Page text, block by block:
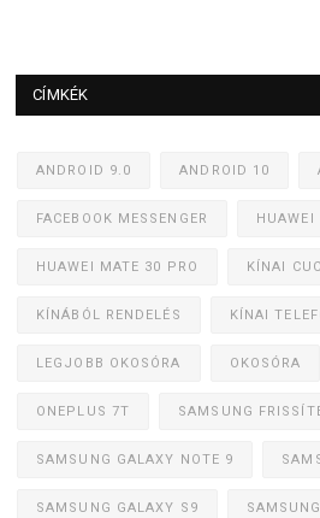
CÍMKÉK
ANDROID 9.0 ANDROID 10
FACEBOOK MESSENGER HUAWEI
HUAWEI MATE 30 PRO KÍNAI
KÍNÁBÓL RENDELÉS KÍNAI
LEGJOBB OKOSÓRA OKOSÓRA
ONEPLUS 7T SAMSUNG
SAMSUNG GALAXY NOTE 9
SAMSUNG GALAXY S9